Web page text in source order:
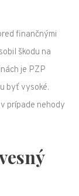
finančnými
škodu na
je PZP
byť vysoké.
prípade nehody